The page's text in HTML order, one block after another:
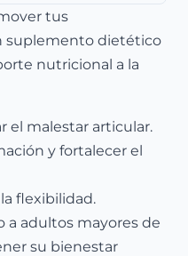
tus
suplemento dietético
nutricional a la
el malestar articular.
y fortalecer el
flexibilidad.
a adultos mayores de
su bienestar